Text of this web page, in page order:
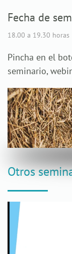
Fecha de
18.00 a 19.30 horas
Pincha en el
seminario,
Otros